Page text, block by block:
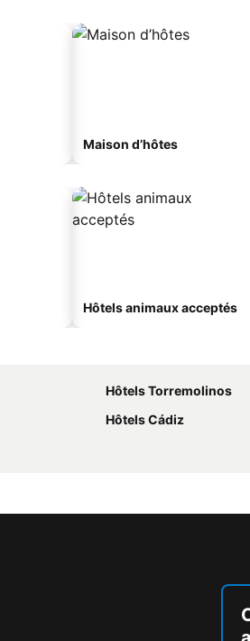
Maison d’hôtes
Hôtels animaux acceptés
Hôtels Torremolinos
Hôtels Cádiz